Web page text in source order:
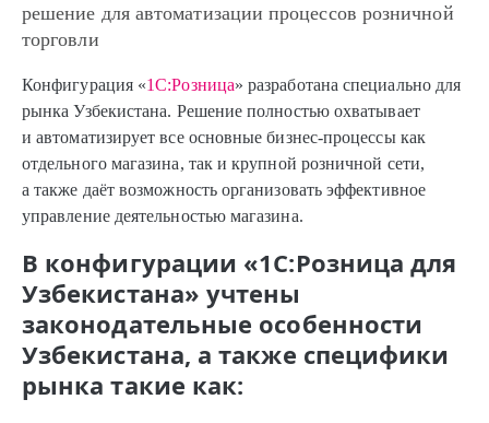
решение для автоматизации процессов розничной
торговли
Конфигурация «1С:Розница» разработана специально для
рынка Узбекистана. Решение полностью охватывает
и автоматизирует все основные бизнес-процессы как
отдельного магазина, так и крупной розничной сети,
а также даёт возможность организовать эффективное
управление деятельностью магазина.
В конфигурации «1С:Розница для
Узбекистана» учтены
законодательные особенности
Узбекистана, а также специфики
рынка такие как: